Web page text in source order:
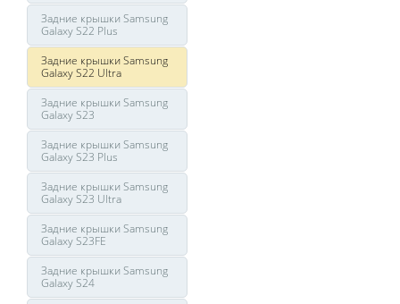
Задние крышки Samsung
Galaxy S22 Plus
Задние крышки Samsung
Galaxy S22 Ultra
Задние крышки Samsung
Galaxy S23
Задние крышки Samsung
Galaxy S23 Plus
Задние крышки Samsung
Galaxy S23 Ultra
Задние крышки Samsung
Galaxy S23FE
Задние крышки Samsung
Galaxy S24